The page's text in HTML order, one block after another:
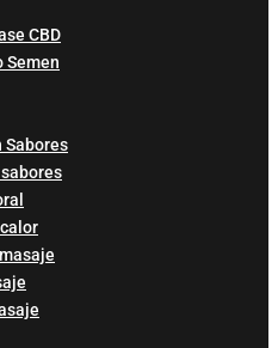
CBD
Semen
Sabores